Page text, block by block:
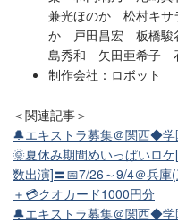
兼光ほのか 松村キ
か 戸田昌宏 板橋
島秀和 矢田亜希子
制作会社：ロボット
＜関連記事＞
🔔エキストラ募集＠関西◆
🌞夏休み期間めいっぱいロ
数出演]〓📅7/26～9/4＠兵庫
＋💳クオカード1000円分
🔔エキストラ募集＠関西◆